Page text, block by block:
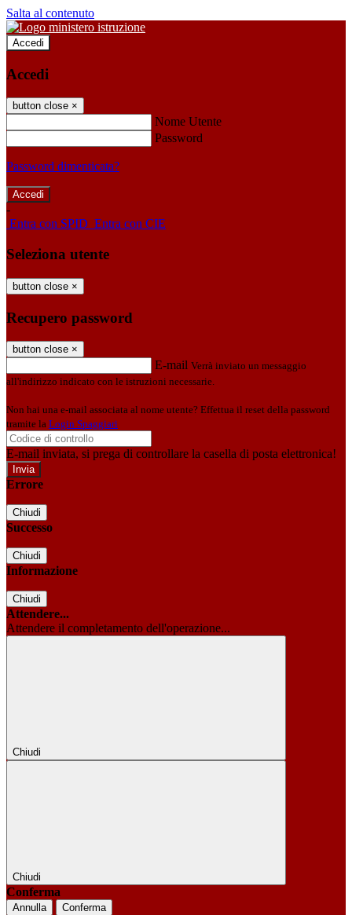
Salta al contenuto
Accedi
Accedi
button close ×
Nome Utente
Password
Password dimenticata?
-
Entra con SPID Entra con CIE
Seleziona utente
button close ×
Recupero password
button close ×
E-mail Verrà inviato un messaggio
all'indirizzo indicato con le istruzioni necessarie.
Non hai una e-mail associata al nome utente? Effettua il reset della password
tramite la Login Spaggiari
E-mail inviata, si prega di controllare la casella di posta elettronica!
Errore
Chiudi
Successo
Chiudi
Informazione
Chiudi
Attendere...
Attendere il completamento dell'operazione...
Chiudi
Chiudi
Conferma
Annulla Conferma